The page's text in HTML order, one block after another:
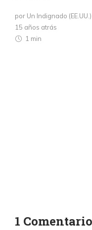
por Un Indignado (EE.UU.)
15 años atrás
1 min
1 Comentario